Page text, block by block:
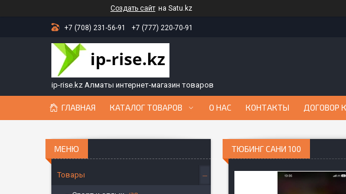
Создать сайт на Satu.kz
+7 (708) 231-56-91 +7 (777) 220-70-91
ip-rise.kz Алматы интернет-магазин товаров
ГЛАВНАЯ КАТАЛОГ ТОВАРОВ О НАС КОНТАКТЫ ДОГОВОР
ТЮБИНГ САНИ 100
Товары